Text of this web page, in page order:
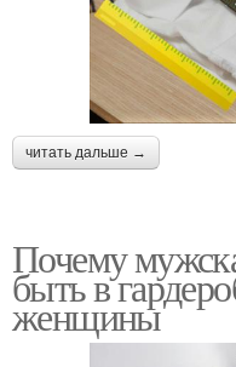
читать дальше →
Почему
быть в
женщины